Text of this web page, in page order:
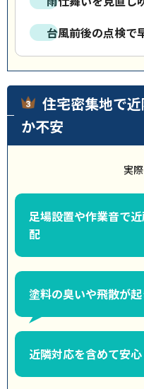
台風前後の点検で
住宅密集地で
か不安
実
足場設置や作業音で
配
塗料の臭いや飛散が
近隣対応を含めて安